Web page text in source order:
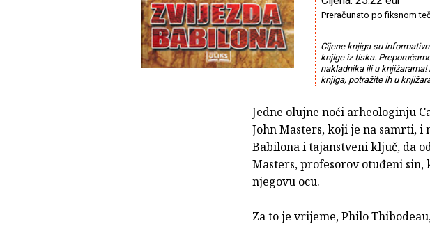
Preračunato po fiksnom
Cijene knjiga su
knjige iz tiska.
nakladnika ili u knjižarama!
knjiga, potražite ih u
Jedne olujne noći arheologinju
John Masters, koji je na samrti,
Babilona i tajanstveni ključ, da
Masters, profesorov otuđeni
njegovu ocu.
Za to je vrijeme, Philo